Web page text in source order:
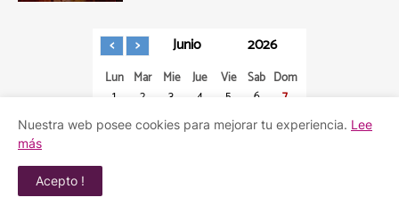
Junio 2026
Lun Mar Mie Jue Vie Sab Dom
1
2 3 4 5 6
7
10 12
15
16 17 18 19 20
21
Nuestra web posee cookies para mejorar tu experiencia. Lee
más
Acepto !